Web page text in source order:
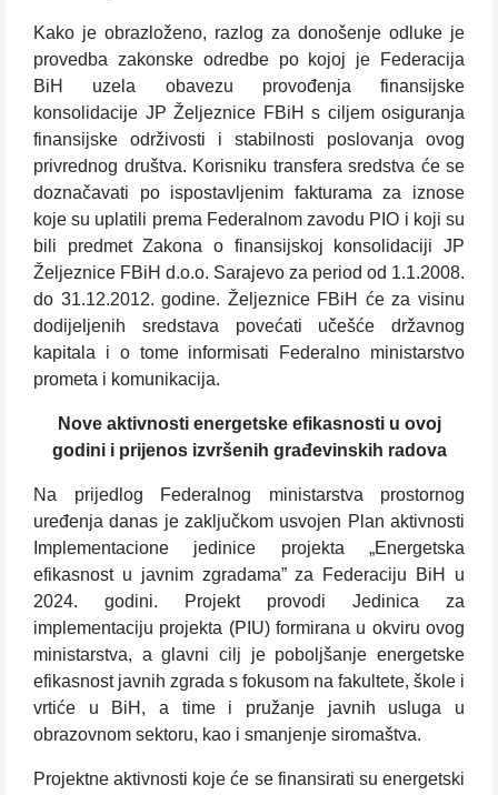
Kako je obrazloženo, razlog za donošenje odluke je
provedba zakonske odredbe po kojoj je Federacija
BiH uzela obavezu provođenja finansijske
konsolidacije JP Željeznice FBiH s ciljem osiguranja
finansijske održivosti i stabilnosti poslovanja ovog
privrednog društva. Korisniku transfera sredstva će se
doznačavati po ispostavljenim fakturama za iznose
koje su uplatili prema Federalnom zavodu PIO i koji su
bili predmet Zakona o finansijskoj konsolidaciji JP
Željeznice FBiH d.o.o. Sarajevo za period od 1.1.2008.
do 31.12.2012. godine. Željeznice FBiH će za visinu
dodijeljenih sredstava povećati učešće državnog
kapitala i o tome informisati Federalno ministarstvo
prometa i komunikacija.
Nove aktivnosti energetske efikasnosti u ovoj
godini i prijenos izvršenih građevinskih radova
Na prijedlog Federalnog ministarstva prostornog
uređenja danas je zaključkom usvojen Plan aktivnosti
Implementacione jedinice projekta „Energetska
efikasnost u javnim zgradama” za Federaciju BiH u
2024. godini. Projekt provodi Jedinica za
implementaciju projekta (PIU) formirana u okviru ovog
ministarstva, a glavni cilj je poboljšanje energetske
efikasnost javnih zgrada s fokusom na fakultete, škole i
vrtiće u BiH, a time i pružanje javnih usluga u
obrazovnom sektoru, kao i smanjenje siromaštva.
Projektne aktivnosti koje će se finansirati su energetski